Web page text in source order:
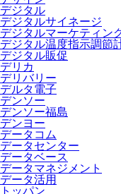
デジタル
デジタルサイネージ
デジタルマーケティン
デジタル温度指示調節
デジタル販促
デリカ
デリバリー
デルタ電子
デンソー
デンソー福島
デンヨー
データコム
データセンター
データベース
データマネジメント
データ活用
トッパン